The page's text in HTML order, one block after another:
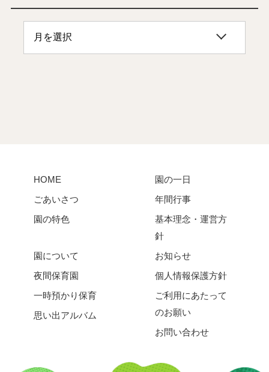
HOME
ごあいさつ
園の特色
園の一日
年間行事
基本理念・運営方
針
園について
夜間保育園
一時預かり保育
思い出アルバム
お知らせ
個人情報保護方針
ご利用にあたって
のお願い
お問い合わせ